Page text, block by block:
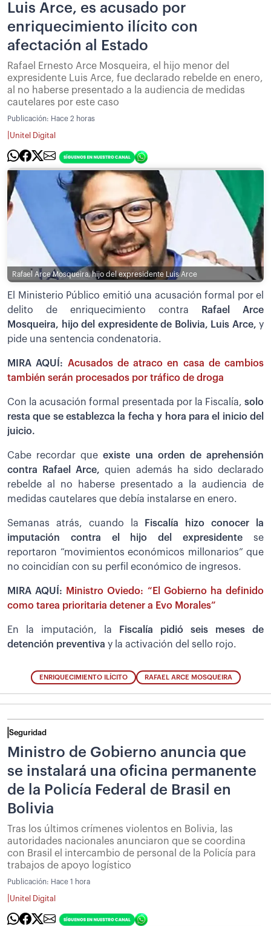
Luis Arce, es acusado por
enriquecimiento ilícito con
afectación al Estado
Rafael Ernesto Arce Mosqueira, el hijo menor del
expresidente Luis Arce, fue declarado rebelde en enero,
al no haberse presentado a la audiencia de medidas
cautelares por este caso
Publicación: Hace 2 horas
Unitel Digital
Rafael Arce Mosqueira, hijo del expresidente Luis Arce
El Ministerio Público emitió una acusación formal por el
delito de enriquecimiento contra Rafael Arce
Mosqueira, hijo del expresidente de Bolivia, Luis Arce, y
pide una sentencia condenatoria.
MIRA AQUÍ: Acusados de atraco en casa de cambios
también serán procesados por tráfico de droga
Con la acusación formal presentada por la Fiscalía, solo
resta que se establezca la fecha y hora para el inicio del
juicio.
Cabe recordar queexiste una orden de aprehensión
contra Rafael Arce,quien además ha sido declarado
rebelde al no haberse presentado a la audiencia de
medidas cautelares que debía instalarse en enero.
Semanas atrás, cuando la
Fiscalía hizo conocer la
imputación contra el hijo del expresidente se
reportaron “movimientos económicos millonarios” que
no coincidían con su perfil económico de ingresos.
MIRA AQUÍ:
Ministro Oviedo: “El Gobierno ha definido
como tarea prioritaria detener a Evo Morales”
En la imputación, la
Fiscalía pidió seis meses de
detención preventiva y la activación del sello rojo.
ENRIQUECIMIENTO ILÍCITO RAFAEL ARCE MOSQUEIRA
Seguridad
Ministro de Gobierno anuncia que
se instalará una oficina permanente
de la Policía Federal de Brasil en
Bolivia
Tras los últimos crímenes violentos en Bolivia, las
autoridades nacionales anunciaron que se coordina
con Brasil el intercambio de personal de la Policía para
trabajos de apoyo logístico
Publicación: Hace 1 hora
Unitel Digital